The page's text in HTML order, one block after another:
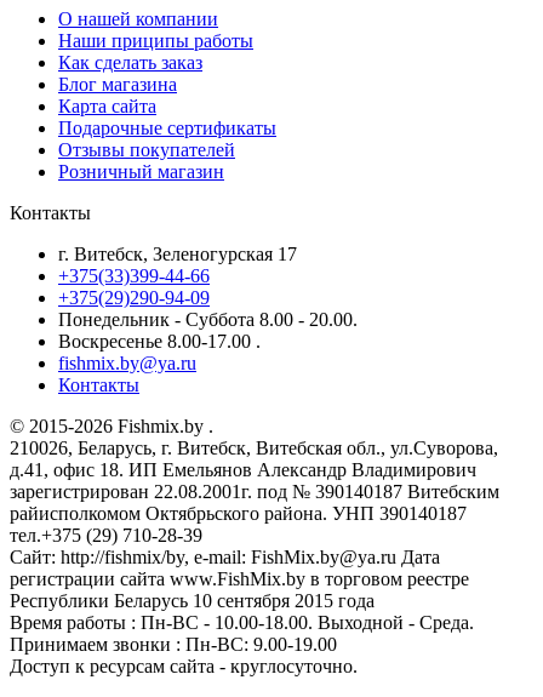
О нашей компании
Наши приципы работы
Как сделать заказ
Блог магазина
Карта сайта
Подарочные сертификаты
Отзывы покупателей
Розничный магазин
Контакты
г. Витебск, Зеленогурская 17
+375(33)399-44-66
+375(29)290-94-09
Понедельник - Суббота 8.00 - 20.00.
Воскресенье 8.00-17.00 .
fishmix.by@ya.ru
Контакты
© 2015-2026 Fishmix.by .
210026, Беларусь, г. Витебск, Витебская обл., ул.Суворова,
д.41, офис 18. ИП Емельянов Александр Владимирович
зарегистрирован 22.08.2001г. под № 390140187 Витебским
райисполкомом Октябрьского района. УНП 390140187
тел.+375 (29) 710-28-39
Сайт: http://fishmix/by, e-mail: FishMix.by@ya.ru Дата
регистрации сайта www.FishMix.by в торговом реестре
Республики Беларусь 10 сентября 2015 года
Время работы : Пн-ВС - 10.00-18.00. Выходной - Среда.
Принимаем звонки : Пн-ВС: 9.00-19.00
Доступ к ресурсам сайта - круглосуточно.